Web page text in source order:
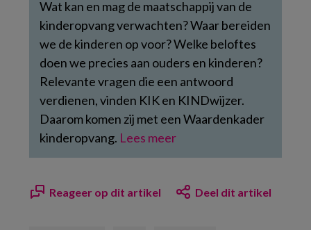
Wat kan en mag de maatschappij van de
kinderopvang verwachten? Waar bereiden
we de kinderen op voor? Welke beloftes
doen we precies aan ouders en kinderen?
Relevante vragen die een antwoord
verdienen, vinden KIK en KINDwijzer.
Daarom komen zij met een Waardenkader
kinderopvang. Lees meer
Reageer op dit artikel Deel dit artikel